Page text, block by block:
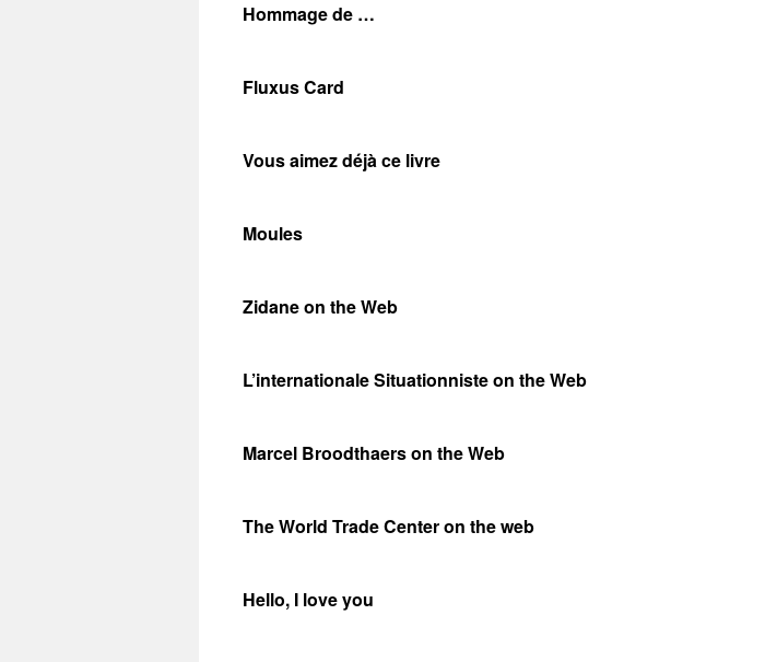
Hommage de …
Fluxus Card
Vous aimez déjà ce livre
Moules
Zidane on the Web
L’internationale Situationniste on the Web
Marcel Broodthaers on the Web
The World Trade Center on the web
Hello, I love you